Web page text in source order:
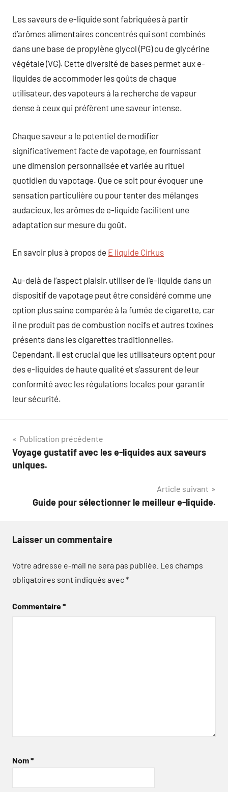
Les saveurs de e-liquide sont fabriquées à partir
d’arômes alimentaires concentrés qui sont combinés
dans une base de propylène glycol (PG) ou de glycérine
végétale (VG). Cette diversité de bases permet aux e-
liquides de accommoder les goûts de chaque
utilisateur, des vapoteurs à la recherche de vapeur
dense à ceux qui préfèrent une saveur intense.
Chaque saveur a le potentiel de modifier
significativement l’acte de vapotage, en fournissant
une dimension personnalisée et variée au rituel
quotidien du vapotage. Que ce soit pour évoquer une
sensation particulière ou pour tenter des mélanges
audacieux, les arômes de e-liquide facilitent une
adaptation sur mesure du goût.
En savoir plus à propos de E liquide Cirkus
Au-delà de l’aspect plaisir, utiliser de l’e-liquide dans un
dispositif de vapotage peut être considéré comme une
option plus saine comparée à la fumée de cigarette, car
il ne produit pas de combustion nocifs et autres toxines
présents dans les cigarettes traditionnelles.
Cependant, il est crucial que les utilisateurs optent pour
des e-liquides de haute qualité et s’assurent de leur
conformité avec les régulations locales pour garantir
leur sécurité.
Navigation
de
Publication précédente
Voyage gustatif avec les e-liquides aux saveurs
uniques.
Article suivant
Guide pour sélectionner le meilleur e-liquide.
Laisser un commentaire
Votre adresse e-mail ne sera pas publiée. Les champs
obligatoires sont indiqués avec*
Commentaire*
Nom*